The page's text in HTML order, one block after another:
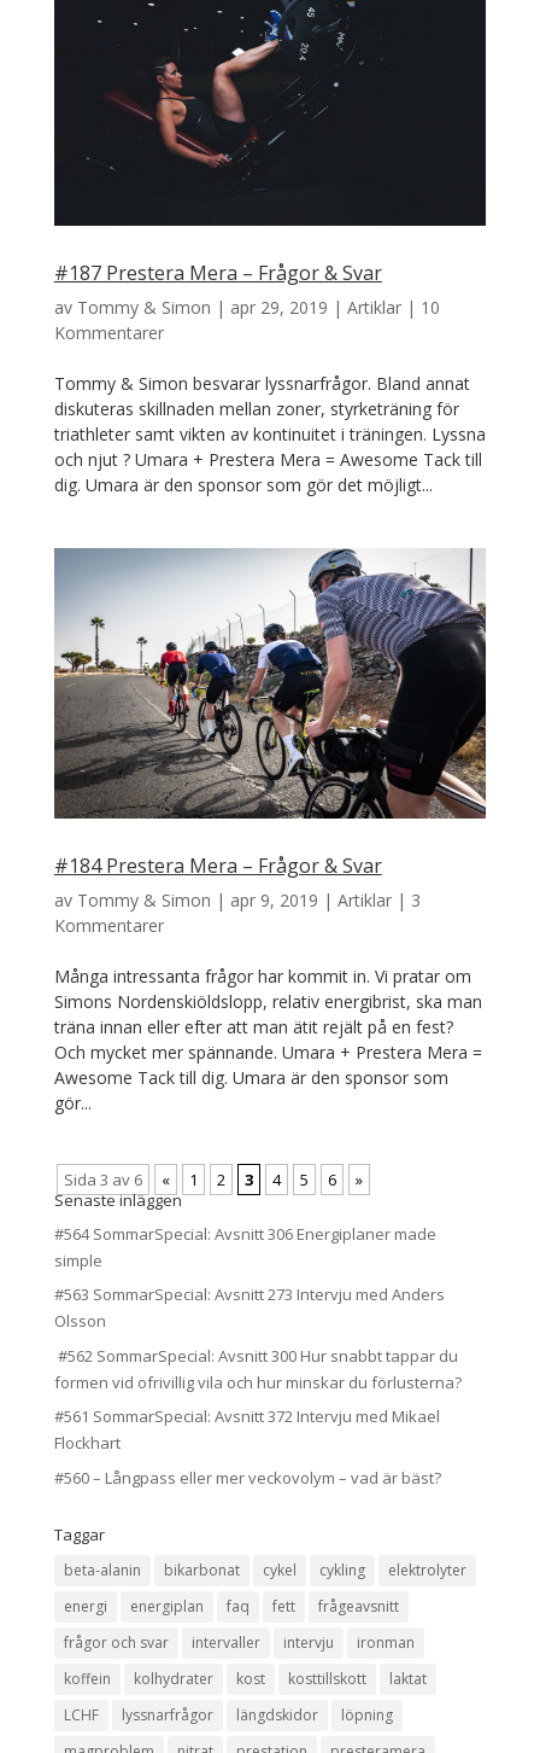
#187 Prestera Mera – Frågor & Svar
av Tommy & Simon | apr 29, 2019 | Artiklar| 10
Kommentarer
Tommy & Simon besvarar lyssnarfrågor. Bland annat
diskuteras skillnaden mellan zoner, styrketräning för
triathleter samt vikten av kontinuitet i träningen. Lyssna
och njut ? Umara + Prestera Mera = Awesome Tack till
dig. Umara är den sponsor som gör det möjligt...
#184 Prestera Mera – Frågor & Svar
av Tommy & Simon | apr 9, 2019 | Artiklar| 3
Kommentarer
Många intressanta frågor har kommit in. Vi pratar om
Simons Nordenskiöldslopp, relativ energibrist, ska man
träna innan eller efter att man ätit rejält på en fest?
Och mycket mer spännande. Umara + Prestera Mera =
Awesome Tack till dig. Umara är den sponsor som
gör...
Sida 3 av 6 « 1 2 3 4 5 6
»
Senaste inläggen
#564 SommarSpecial: Avsnitt 306 Energiplaner made
simple
#563 SommarSpecial: Avsnitt 273 Intervju med Anders
Olsson
#562 SommarSpecial: Avsnitt 300 Hur snabbt tappar du
formen vid ofrivillig vila och hur minskar du förlusterna?
#561 SommarSpecial: Avsnitt 372 Intervju med Mikael
Flockhart
#560 – Långpass eller mer veckovolym – vad är bäst?
Taggar
beta-alanin bikarbonat cykel cykling
elektrolyter
energi
energiplan faq fett
frågeavsnitt
frågor och svar
intervaller intervju
ironman
koffein
kolhydrater kost kosttillskott
laktat
LCHF
lyssnarfrågor längdskidor
löpning